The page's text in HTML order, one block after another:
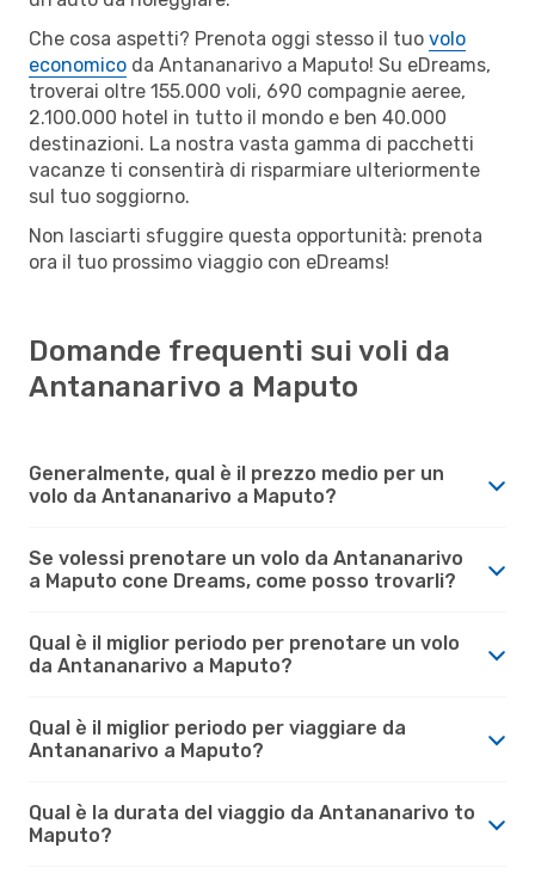
Che cosa aspetti? Prenota oggi stesso il tuo volo
economico da Antananarivo a Maputo! Su eDreams,
troverai oltre 155.000 voli, 690 compagnie aeree,
2.100.000 hotel in tutto il mondo e ben 40.000
destinazioni. La nostra vasta gamma di pacchetti
vacanze ti consentirà di risparmiare ulteriormente
sul tuo soggiorno.
Non lasciarti sfuggire questa opportunità: prenota
ora il tuo prossimo viaggio con eDreams!
Domande frequenti sui voli da
Antananarivo a Maputo
Generalmente, qual è il prezzo medio per un
volo da Antananarivo a Maputo?
Se volessi prenotare un volo da Antananarivo
a Maputo cone Dreams, come posso trovarli?
Qual è il miglior periodo per prenotare un volo
da Antananarivo a Maputo?
Qual è il miglior periodo per viaggiare da
Antananarivo a Maputo?
Qual è la durata del viaggio da Antananarivo to
Maputo?